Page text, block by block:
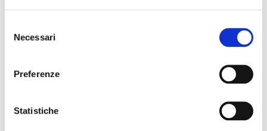
delNecessari
Preferenze
Statistiche
Per supporto o eventuali chiarimenti inerenti la compilazione del
modulo on line, inviare una richiesta via mail